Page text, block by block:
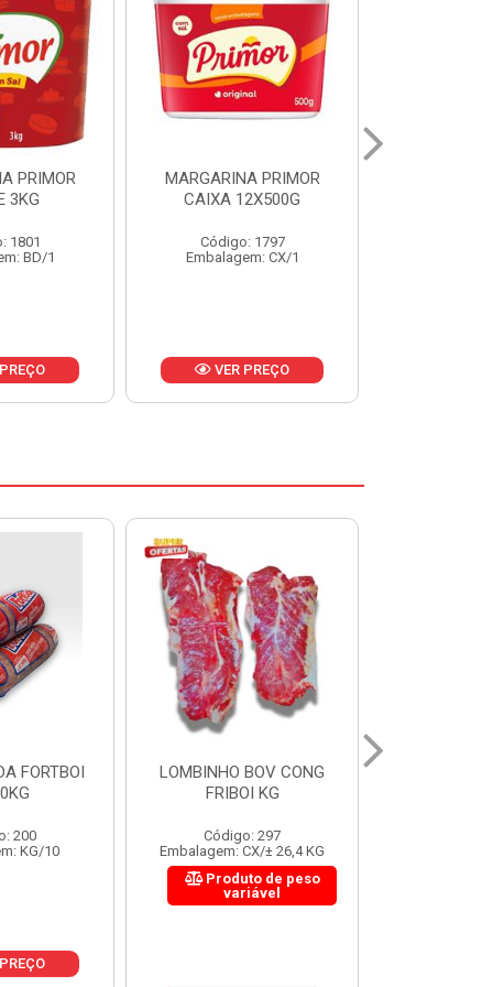
PRIMOR
1797
CX/1
MARGARINA PRIMOR CX
24X250G
Código: 1921
Embalagem: CX/1
VER PREÇO
CONG
KG
297
± 26,4 KG
FIGADO BOV CONG FRIBOI
KG
Código: 222
Embalagem: CX/± 30,12 KG
Produto de peso
variável